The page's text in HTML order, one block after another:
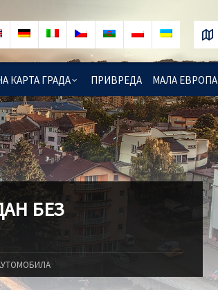
КАРТА ГРАДА ПРИВРЕДА МАЛА ЕВРОПА
БЕЗ